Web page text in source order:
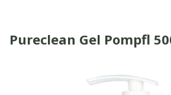
Pureclean Gel Pompfl